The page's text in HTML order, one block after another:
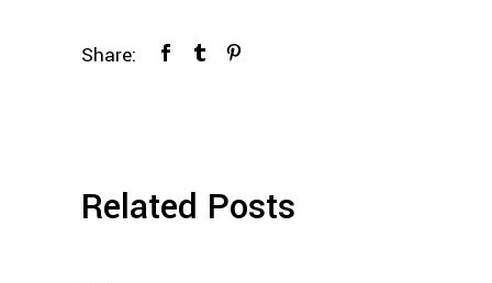
Share:
Related Posts